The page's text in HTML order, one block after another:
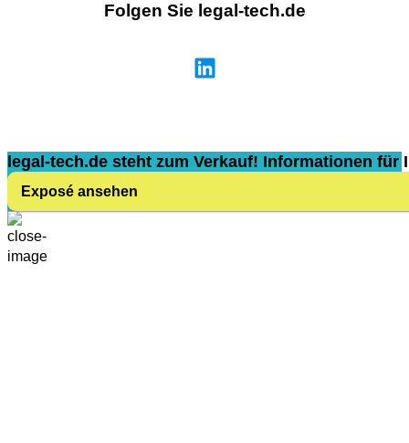
Folgen Sie legal-tech.de
legal-tech.de steht zum Verkauf! Informationen für
Exposé ansehen